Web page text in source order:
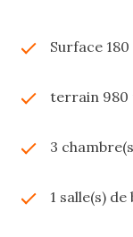
Surface 180
terrain 980
3
1 salle(s) de